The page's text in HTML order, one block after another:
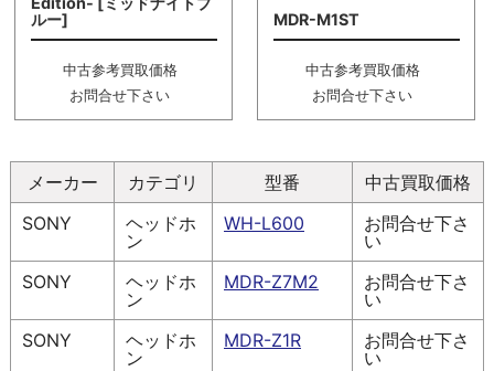
ルー]
中古参考買取価格
お問合せ下さい
MDR-M1ST
中古参考買取価格
お問合せ下さい
メーカー カテゴリ 型番
中古買取価格
SONY
ヘッドホ
ン
WH-L600
お問合せ下さ
い
SONY
ヘッドホ
ン
MDR-Z7M2
お問合せ下さ
い
SONY
ヘッドホ
ン
MDR-Z1R
お問合せ下さ
い